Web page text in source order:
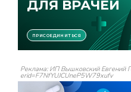
Реклама: ИП Вышковский
erid=F7NfYUJCUneP5W79xufv